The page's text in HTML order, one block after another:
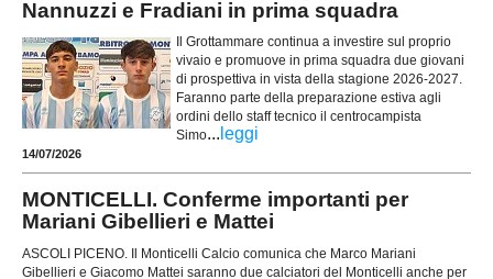
Nannuzzi e Fradiani in prima squadra
Il Grottammare continua a investire sul proprio
vivaio e promuove in prima squadra due giovani
di prospettiva in vista della stagione 2026-2027.
Faranno parte della preparazione estiva agli
ordini dello staff tecnico il centrocampista
Simo... leggi
14/07/2026
MONTICELLI. Conferme importanti per
Mariani Gibellieri e Mattei
ASCOLI PICENO. Il Monticelli Calcio comunica che Marco Mariani
Gibellieri e Giacomo Mattei saranno due calciatori del Monticelli anche per